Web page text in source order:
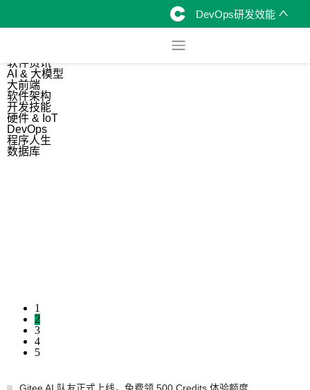
DevOps研发效能
软件资讯
AI & 大模型
大前端
软件架构
开发技能
硬件 & IoT
DevOps
程序人生
数据库
1
2
3
4
5